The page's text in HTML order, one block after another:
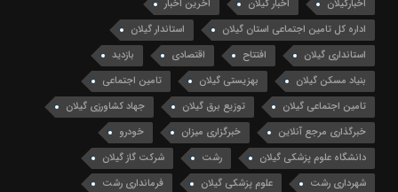
اخبارگیلان
اخبار گیلان
اخرین اخبار
اداره کل تامین اجتماعی استان گیلان
استاندار گیلان
استانداری گیلان
افتتاح اقتصادی
بازدید
بنیاد مسکن گیلان
بهزیستی گیلان
تامین اجتماعی
تامین اجتماعی گیلان
توزیع برق گیلان
جهاد کشاورزی گیلان
خبرگذاری مرجع آنلاین
خبرگزاری میزان
خودرو
دانشگاه علوم پزشکی گیلان
رشت
شرکت گاز گیلان
شهرداری رشت
علوم پزشکی گیلان
فرمانداری رشت